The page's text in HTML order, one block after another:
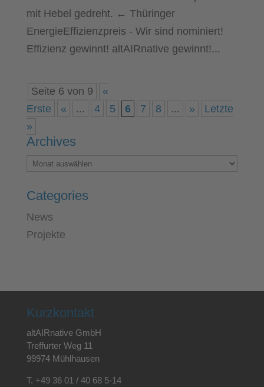
mit Hebel gedreht. ← Thüringer
EnergieEffizienzpreis - Wir sind nominiert!
Effizienz gewinnt! altAIRnative gewinnt!...
Seite 6 von 9
«
Erste
« ... 4 5 6 7 8 ... »
Letzte
»
Archives
Categories
News
Projekte
Kurzkontakt
altAIRnative GmbH
Treffurter Weg 11
99974 Mühlhausen
T. +49 36 01 / 40 68 5-14